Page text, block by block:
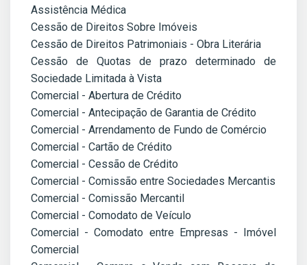
Assistência Médica
Cessão de Direitos Sobre Imóveis
Cessão de Direitos Patrimoniais - Obra Literária
Cessão de Quotas de prazo determinado de
Sociedade Limitada à Vista
Comercial - Abertura de Crédito
Comercial - Antecipação de Garantia de Crédito
Comercial - Arrendamento de Fundo de Comércio
Comercial - Cartão de Crédito
Comercial - Cessão de Crédito
Comercial - Comissão entre Sociedades Mercantis
Comercial - Comissão Mercantil
Comercial - Comodato de Veículo
Comercial - Comodato entre Empresas - Imóvel
Comercial